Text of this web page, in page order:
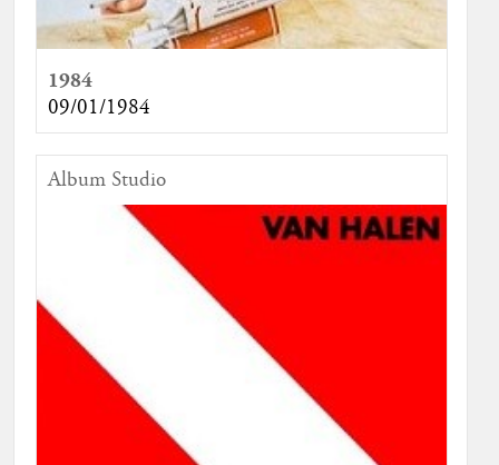
1984
09/01/1984
Album Studio